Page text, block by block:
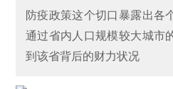
防疫政策这个切口暴露出各
通过省内人口规模较大城市
到该省背后的财力状况